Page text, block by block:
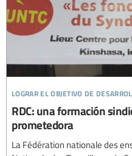
lograr el objetivo de
RDC: una formación
prometedora
La Fédération nationale des